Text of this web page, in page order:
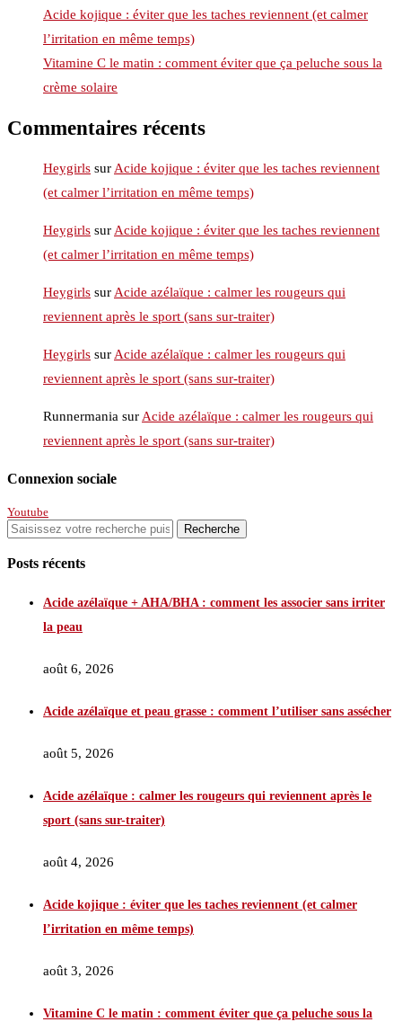
Acide kojique : éviter que les taches reviennent (et calmer
l’irritation en même temps)
Vitamine C le matin : comment éviter que ça peluche sous la
crème solaire
Commentaires récents
Heygirls surAcide kojique : éviter que les taches reviennent
(et calmer l’irritation en même temps)
Heygirls surAcide kojique : éviter que les taches reviennent
(et calmer l’irritation en même temps)
Heygirls surAcide azélaïque : calmer les rougeurs qui
reviennent après le sport (sans sur-traiter)
Heygirls surAcide azélaïque : calmer les rougeurs qui
reviennent après le sport (sans sur-traiter)
Runnermania surAcide azélaïque : calmer les rougeurs qui
reviennent après le sport (sans sur-traiter)
Connexion sociale
Youtube
Posts récents
Acide azélaïque + AHA/BHA : comment les associer sans irriter
la peau
août 6, 2026
Acide azélaïque et peau grasse : comment l’utiliser sans assécher
août 5, 2026
Acide azélaïque : calmer les rougeurs qui reviennent après le
sport (sans sur-traiter)
août 4, 2026
Acide kojique : éviter que les taches reviennent (et calmer
l’irritation en même temps)
août 3, 2026
Vitamine C le matin : comment éviter que ça peluche sous la